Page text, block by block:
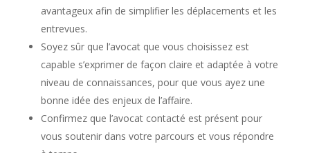
avantageux afin de simplifier les déplacements et les
entrevues.
Soyez sûr que l’avocat que vous choisissez est
capable s’exprimer de façon claire et adaptée à votre
niveau de connaissances, pour que vous ayez une
bonne idée des enjeux de l’affaire.
Confirmez que l’avocat contacté est présent pour
vous soutenir dans votre parcours et vous répondre